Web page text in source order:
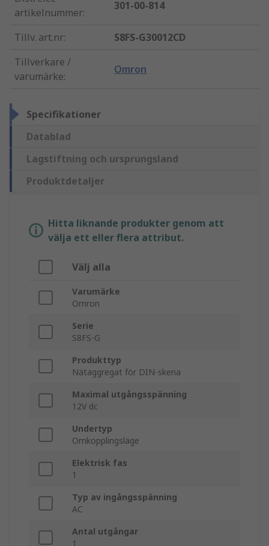
artikelnummer:
301-00-814
Tillv. art.nr:
S8FS-G30012CD
Tillverkare /
varumärke:
Omron
Specifikationer
Datablad
Lagstiftning och ursprungsland
Produktdetaljer
Hitta liknande produkter genom att
välja ett eller flera attribut.
Välj alla
Varumärke
Omron
Serie
S8FS-G
Produkttyp
Nätaggregat för DIN-skena
Maximal utgångsspänning
12V dc
Undertyp
Omkopplingsläge
Elektrisk fas
1
Typ av ingångsspänning
AC
Antal utgångar
1